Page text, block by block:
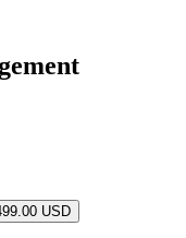
USD